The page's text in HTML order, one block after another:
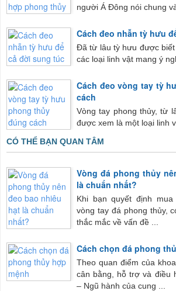
người Á Đông nói chung
Cách đeo nhẫn tỳ hưu
Đã từ lâu tỳ hưu được
các loại linh vật mang ý
Cách đeo vòng tay tỳ
cách
Vòng tay phong thủy, từ
được xem là một loại linh
CÓ THỂ BẠN QUAN TÂM
Vòng đá phong thủy
là chuẩn nhất?
Khi bạn quyết định
vòng tay đá phong thủy,
thắc mắc về vấn đề ...
Cách chọn đá phong
Theo quan điểm của
cân bằng, hỗ trợ và điều
– Ngũ hành của cung ...